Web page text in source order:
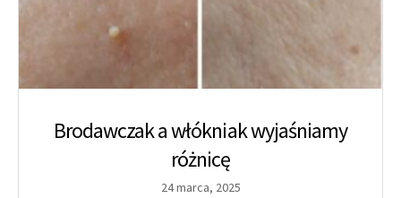
Brodawczak a włókniak wyjaśniamy
różnicę
24 marca, 2025